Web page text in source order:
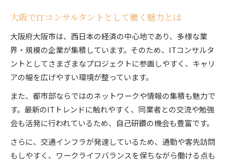
大阪でITコンサルタントとして働く魅力とは
大阪府大阪市は、西日本の経済の中心地であり、多様な業
界・規模の企業が集積しています。そのため、ITコンサルタ
ントとしてさまざまなプロジェクトに参画しやすく、キャリ
アの幅を広げやすい環境が整っています。
また、都市部ならではのネットワークや情報の集積も魅力で
す。最新のITトレンドに触れやすく、同業者との交流や勉強
会も活発に行われているため、自己研鑽の機会も豊富です。
さらに、交通インフラが発達しているため、通勤や客先訪問
もしやすく、ワークライフバランスを保ちながら働ける点も